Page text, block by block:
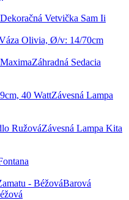
Dekoračná Vetvička Sam Ii
Olivia, Ø/v: 14/70cm
Záhradná Sedacia
Závesná Lampa
Závesná Lampa Kita
Barová